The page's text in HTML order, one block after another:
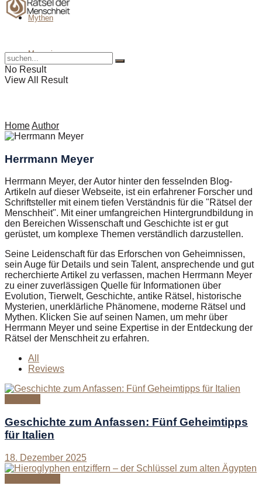
Mythen
Magazin
No Result
View All Result
HomeAuthor
Herrmann Meyer
Herrmann Meyer, der Autor hinter den fesselnden Blog-
Artikeln auf dieser Webseite, ist ein erfahrener Forscher und
Schriftsteller mit einem tiefen Verständnis für die "Rätsel der
Menschheit". Mit einer umfangreichen Hintergrundbildung in
den Bereichen Wissenschaft und Geschichte ist er gut
gerüstet, um komplexe Themen verständlich darzustellen.
Seine Leidenschaft für das Erforschen von Geheimnissen,
sein Auge für Details und sein Talent, ansprechende und gut
recherchierte Artikel zu verfassen, machen Herrmann Meyer
zu einer zuverlässigen Quelle für Informationen über
Evolution, Tierwelt, Geschichte, antike Rätsel, historische
Mysterien, unerklärliche Phänomene, moderne Rätsel und
Mythen. Klicken Sie auf seinen Namen, um mehr über
Herrmann Meyer und seine Expertise in der Entdeckung der
Rätsel der Menschheit zu erfahren.
All
Reviews
Geschichte zum Anfassen: Fünf Geheimtipps
für Italien
18. Dezember 2025